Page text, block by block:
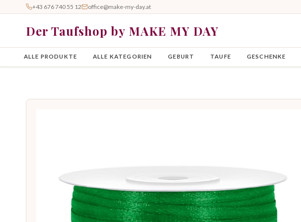
+43 676 740 55 12 office@make-my-day.at
Der Taufshop by MAKE MY DAY
ALLE PRODUKTE ALLE KATEGORIEN GEBURT TAUFE GESCHENKE